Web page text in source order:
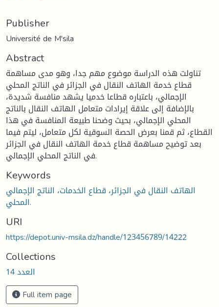
Publisher
Université de M'sila
Abstract
تناولت هذه الدراسة موضوع مهم جدا، وهو مدى مساهمة
قطاع خدمة الهاتف النقال في الجزائر في الناتج المحلي
الإجمالي، باعتباره قطاعا خدميا يشهد منافسة شديدة،
بالإضافة إلى علاقة إيرادات متعامل الهاتف النقال بالناتج
المحلي الإجمالي، بحيث وضحنا طبيعة المنافسة في هذا
القطاع، ثم قمنا بعرض الحصة السوقية لكل متعامل، ليتم فيما
بعد توضيح مساهمة قطاع خدمة الهاتف النقال في الجزائر
في الناتج المحلي الإجمالي.
Keywords
الهاتف النقال في الجزائر، قطاع الخدمات، الناتج الإجمالي
المحلي.
URI
https://depot.univ-msila.dz/handle/123456789/14222
Collections
العدد 14
Full item page